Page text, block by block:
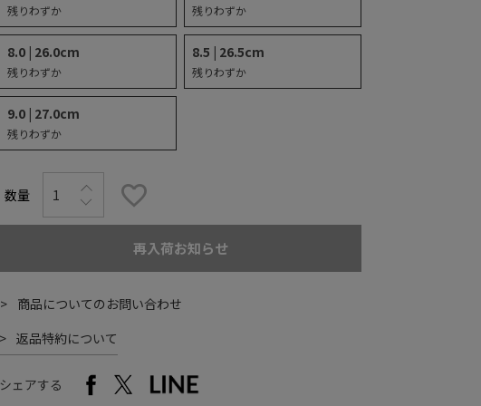
残りわずか 残りわずか
8.0 | 26.0cm
残りわずか
8.5 | 26.5cm
残りわずか
9.0 | 27.0cm
残りわずか
再入荷お知らせ
商品についてのお問い合わせ
返品特約について
シェアする